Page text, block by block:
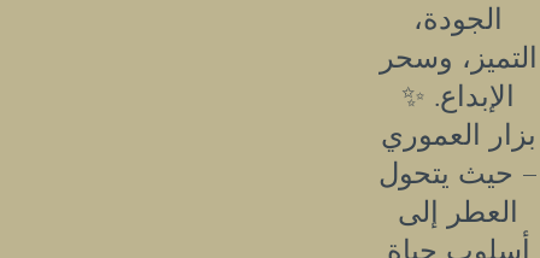
الجودة،
التميز، وسحر
الإبداع. ✨
بزار العموري
– حيث يتحول
العطر إلى
أسلوب حياة